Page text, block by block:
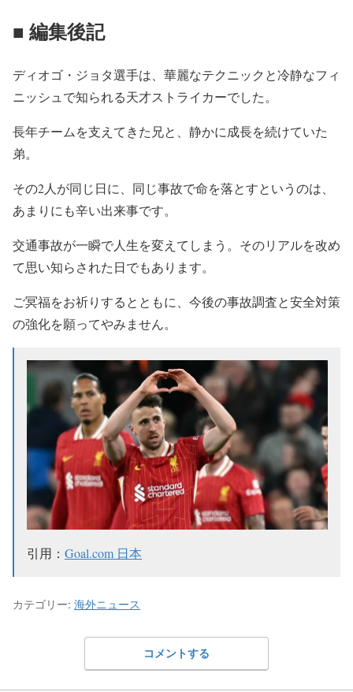
■ 編集後記
ディオゴ・ジョタ選手は、 華麗なテクニックと冷静なフィ
ニッシュで知られる天才ストライカーでした。
長年チームを支えてきた兄と、 静かに成長を続けていた
弟。
その2人が同じ日に、 同じ事故で命を落とすというのは、
あまりにも辛い出来事です。
交通事故が一瞬で人生を変えてしまう。 そのリアルを改め
て思い知らされた日でもあります。
ご冥福をお祈りするとともに、 今後の事故調査と安全対策
の強化を願ってやみません。
引用： Goal.com 日本
カテゴリー: 海外ニュース
コメントする